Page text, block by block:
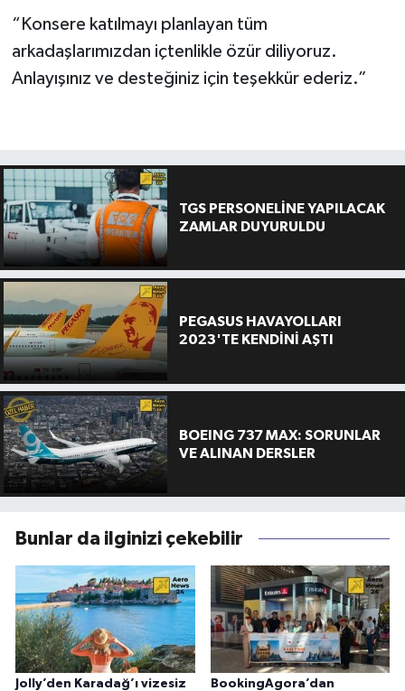
“Konsere katılmayı planlayan tüm
arkadaşlarımızdan içtenlikle özür diliyoruz.
Anlayışınız ve desteğiniz için teşekkür ederiz.”
TGS PERSONELİNE YAPILACAK
ZAMLAR DUYURULDU
PEGASUS HAVAYOLLARI
2023'TE KENDİNİ AŞTI
BOEING 737 MAX: SORUNLAR
VE ALINAN DERSLER
Bunlar da ilginizi çekebilir
Jolly’den Karadağ’ı vizesiz BookingAgora’dan